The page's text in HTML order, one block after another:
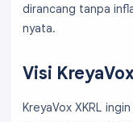
dirancang tanpa
nyata.
Visi
KreyaVox XKRL